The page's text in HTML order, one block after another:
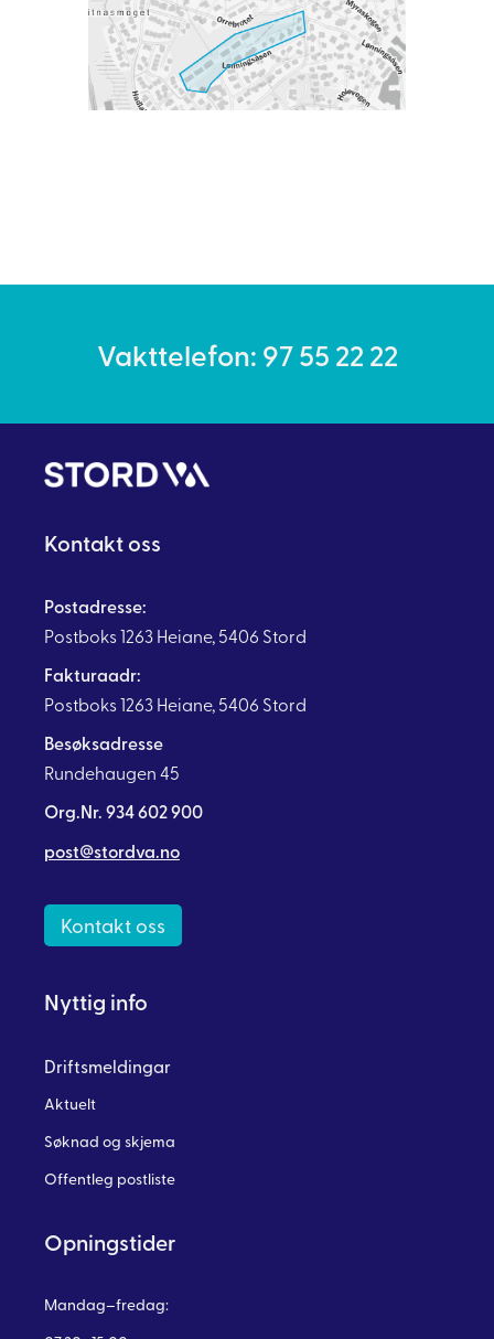
Vakttelefon: 97 55 22 22
Kontakt oss
Postadresse:
Postboks 1263 Heiane, 5406 Stord
Fakturaadr:
Postboks 1263 Heiane, 5406 Stord
Besøksadresse
Rundehaugen 45
Org.Nr. 934 602 900
post@stordva.no
Kontakt oss
Nyttig info
Driftsmeldingar
Aktuelt
Søknad og skjema
Offentleg postliste
Opningstider
Mandag–fredag: